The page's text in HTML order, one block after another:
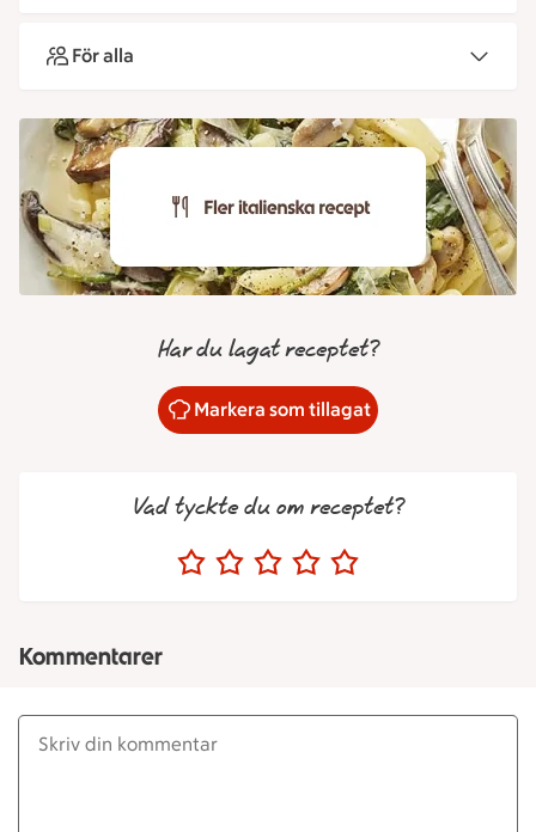
För alla
Har du lagat receptet?
Markera som tillagat
Vad tyckte du om receptet?
Kommentarer